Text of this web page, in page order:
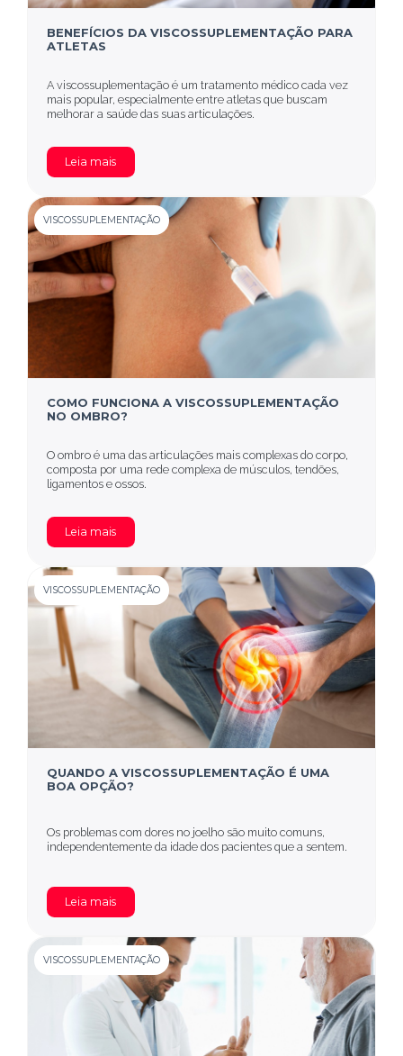
BENEFÍCIOS DA VISCOSSUPLEMENTAÇÃO PARA
ATLETAS
A viscossuplementação é um tratamento médico cada vez
mais popular, especialmente entre atletas que buscam
melhorar a saúde das suas articulações.
Leia mais
VISCOSSUPLEMENTAÇÃO
COMO FUNCIONA A VISCOSSUPLEMENTAÇÃO
NO OMBRO?
O ombro é uma das articulações mais complexas do corpo,
composta por uma rede complexa de músculos, tendões,
ligamentos e ossos.
Leia mais
VISCOSSUPLEMENTAÇÃO
QUANDO A VISCOSSUPLEMENTAÇÃO É UMA
BOA OPÇÃO?
Os problemas com dores no joelho são muito comuns,
independentemente da idade dos pacientes que a sentem.
Leia mais
VISCOSSUPLEMENTAÇÃO